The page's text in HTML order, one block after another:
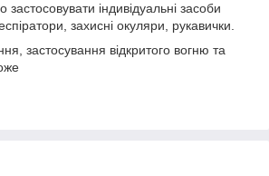
застосовувати індивідуальні засоби
захисні окуляри, рукавички.
застосування відкритого вогню та